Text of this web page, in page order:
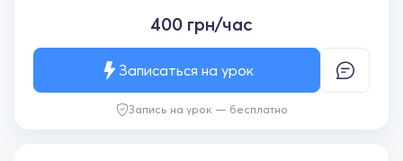
400 грн/час
Запись на урок — бесплатно
Записаться на урок